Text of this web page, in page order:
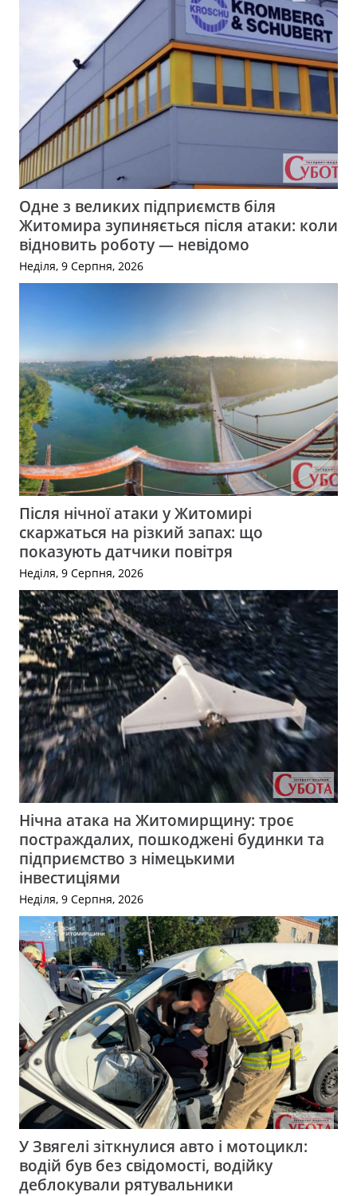
Одне з великих підприємств біля
Житомира зупиняється після атаки: коли
відновить роботу — невідомо
Неділя, 9 Серпня, 2026
Після нічної атаки у Житомирі
скаржаться на різкий запах: що
показують датчики повітря
Неділя, 9 Серпня, 2026
Нічна атака на Житомирщину: троє
постраждалих, пошкоджені будинки та
підприємство з німецькими
інвестиціями
Неділя, 9 Серпня, 2026
У Звягелі зіткнулися авто і мотоцикл:
водій був без свідомості, водійку
деблокували рятувальники